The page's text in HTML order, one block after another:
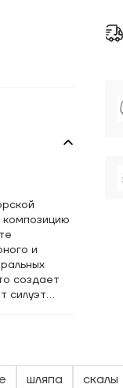
и
создает
силуэт
игрой
шляпа скалы